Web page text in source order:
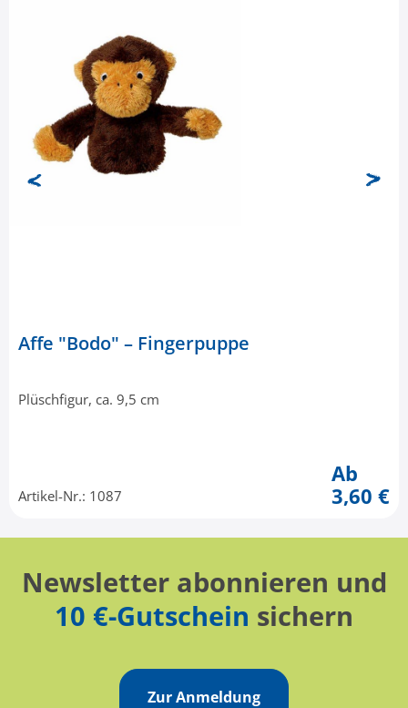
Affe "Bodo" – Fingerpuppe
Plüschfigur, ca. 9,5 cm
Artikel-Nr.: 1087
Ab
3,60 €
Newsletter abonnieren und
10 €-Gutschein sichern
Zur Anmeldung